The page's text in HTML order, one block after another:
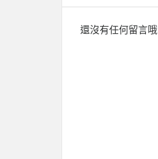
還沒有任何留言哦